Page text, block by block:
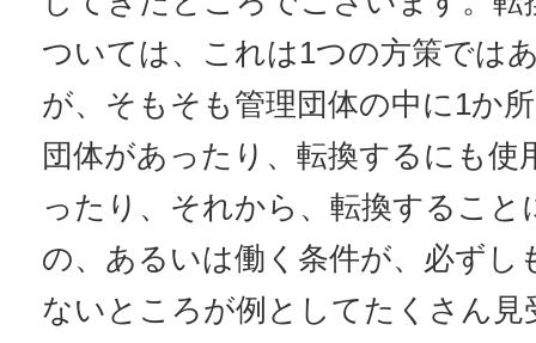
ついては、これは1つの方策では
が、そもそも管理団体の中に1か
団体があったり、転換するにも使
ったり、それから、転換すること
の、あるいは働く条件が、必ずし
ないところが例としてたくさん見